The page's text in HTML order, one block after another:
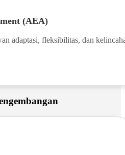
(AEA)
adaptasi, fleksibilitas, dan